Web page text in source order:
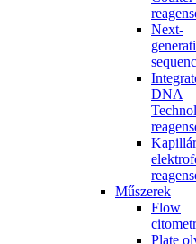
Next-
DNA
Műszerek
Flow
Plate